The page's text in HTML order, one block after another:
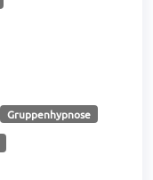
Gruppenhypnose